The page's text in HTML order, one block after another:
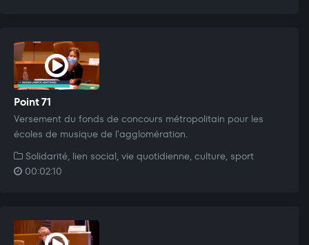
Point 71
Versement du fonds de concours métropolitain pour les
écoles de musique de l'agglomération.
Solidarité, lien social, vie quotidienne, culture, sport
00:02:10